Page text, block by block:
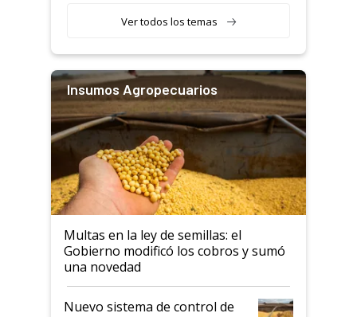
Ver todos los temas
Insumos Agropecuarios
Multas en la ley de semillas: el
Gobierno modificó los cobros y sumó
una novedad
Nuevo sistema de control de